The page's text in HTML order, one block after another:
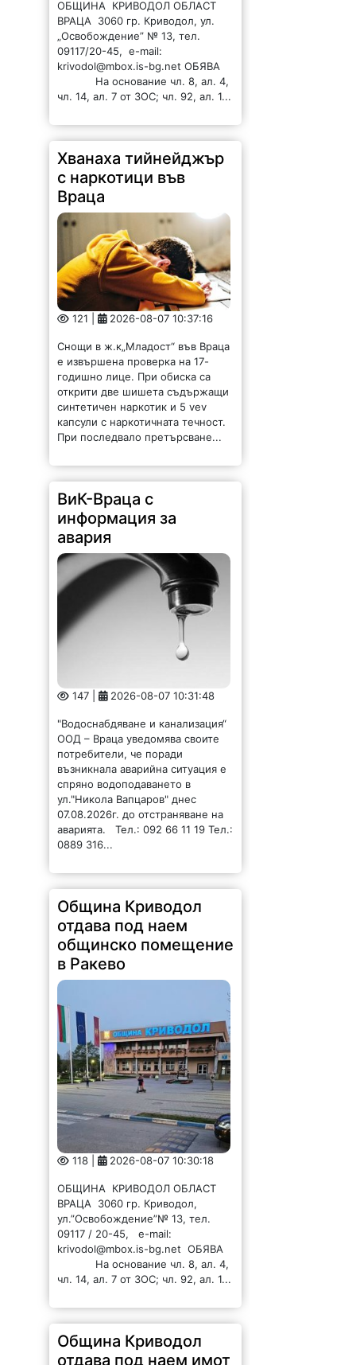
На основание чл. 8, ал. 4,
чл. 14, ал. 7 от ЗОС; чл. 92, ал. 1...
Хванаха тийнейджър
с наркотици във
Враца
121 | 2026-08-07 10:37:16
Снощи в ж.к„Младост“ във Враца
е извършена проверка на 17-
годишно лице. При обиска са
открити две шишета съдържащи
капсули с наркотичната течност.
При последвало претърсване...
ВиК-Враца с
информация за
авария
147 | 2026-08-07 10:31:48
"Водоснабдяване и канализация“
потребители, че поради
възникнала аварийна ситуация е
ул."Никола Вапцаров" днес
07.08.2026г. до отстраняване на
аварията. Тел.: 092 66 11 19 Тел.:
0889 316...
Община Криводол
отдава под наем
общинско помещение
в Ракево
118 | 2026-08-07 10:30:18
ОБЩИНА КРИВОДОЛ ОБЛАСТ
ВРАЦА 3060 гр. Криводол,
ул.”Освобождение”№ 13, тел.
09117 / 20-45, e-mail:
На основание чл. 8, ал. 4,
чл. 14, ал. 7 от ЗОС; чл. 92, ал. 1...
Община Криводол
отдава под наем имот
в Краводер